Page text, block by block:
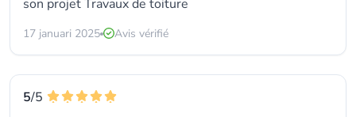
son projet Travaux de toiture
17 januari 2025 Avis vérifié
5/5